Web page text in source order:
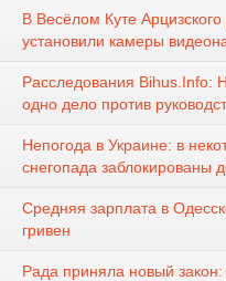
В Весёлом Куте
установили камеры
Расследования Bihus.Info:
одно дело против
Непогода в Украине: в
снегопада заблокированы
Средняя зарплата в
гривен
Рада приняла новый